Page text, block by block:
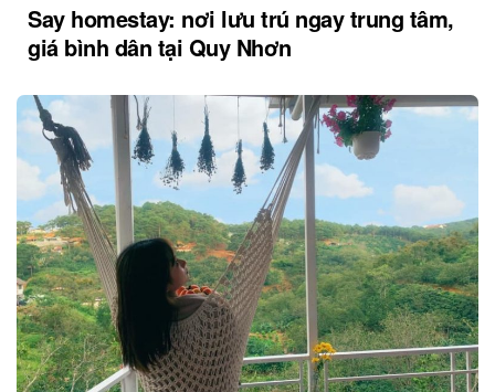
Say homestay: nơi lưu trú ngay trung tâm,
giá bình dân tại Quy Nhơn